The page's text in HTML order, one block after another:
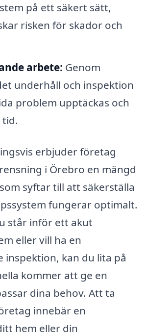
på ett säkert sätt,
risken för skador och
arbete: Genom
underhåll och inspektion
problem upptäckas och
tid.
erbjuder företag
i Örebro en mängd
syftar till att säkerställa
fungerar optimalt.
står inför ett akut
eller vill ha en
inspektion, kan du lita på
kommer att ge en
dina behov. Att ta
innebär en
hem eller din